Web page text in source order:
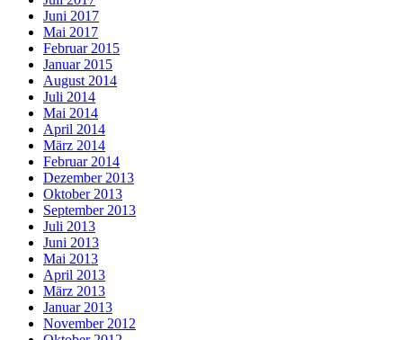
Juni 2017
Mai 2017
Februar 2015
Januar 2015
August 2014
Juli 2014
Mai 2014
April 2014
März 2014
Februar 2014
Dezember 2013
Oktober 2013
September 2013
Juli 2013
Juni 2013
Mai 2013
April 2013
März 2013
Januar 2013
November 2012